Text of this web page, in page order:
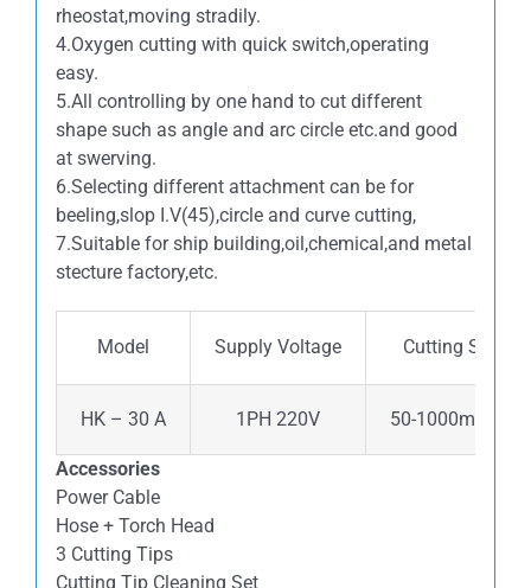
rheostat,moving stradily.
4.Oxygen cutting with quick switch,operating
easy.
5.All controlling by one hand to cut different
shape such as angle and arc circle etc.and good
at swerving.
6.Selecting different attachment can be for
beeling,slop I.V(45),circle and curve cutting,
7.Suitable for ship building,oil,chemical,and metal
stecture factory,etc.
Model Supply Voltage Cutting Speed
HK – 30 A 1PH 220V 50-1000mm/
Accessories
Power Cable
Hose + Torch Head
3 Cutting Tips
Cutting Tip Cleaning Set